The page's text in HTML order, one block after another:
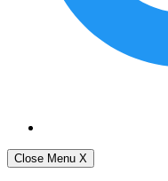
Close Menu X